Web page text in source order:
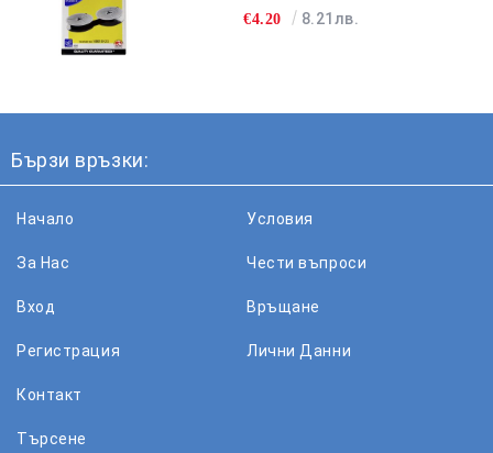
€4.20
8.21лв.
Бързи връзки:
Начало
За Нас
Вход
Регистрация
Условия
Чести въпроси
Връщане
Лични Данни
Контакт
Търсене